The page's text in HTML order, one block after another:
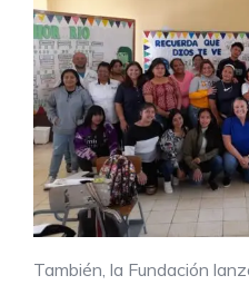
También, la Fundación